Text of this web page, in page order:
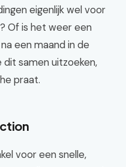
eigenlijk wel voor
Of is het weer een
een maand in de
samen uitzoeken,
praat.
voor een snelle,